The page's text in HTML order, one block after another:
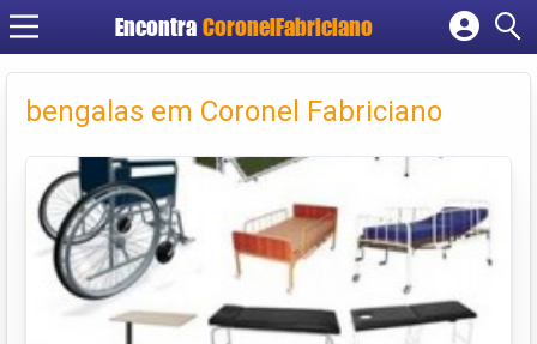
Encontra CoronelFabriciano
Cadastrar empresa
Criar conta
bengalas em Coronel Fabriciano